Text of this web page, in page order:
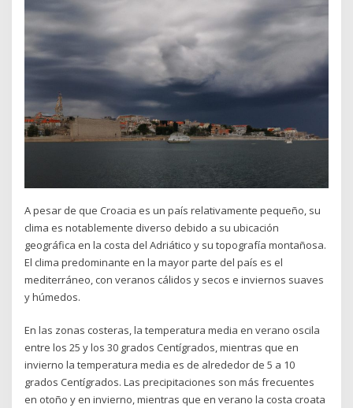
A pesar de que Croacia es un país relativamente pequeño, su
clima es notablemente diverso debido a su ubicación
geográfica en la costa del Adriático y su topografía montañosa.
El clima predominante en la mayor parte del país es el
mediterráneo, con veranos cálidos y secos e inviernos suaves
y húmedos.
En las zonas costeras, la temperatura media en verano oscila
entre los 25 y los 30 grados Centígrados, mientras que en
invierno la temperatura media es de alrededor de 5 a 10
grados Centígrados. Las precipitaciones son más frecuentes
en otoño y en invierno, mientras que en verano la costa croata